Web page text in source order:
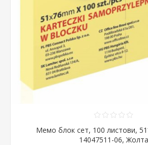
Мемо блок сет, 100 листови,
14047511-06, Жолта